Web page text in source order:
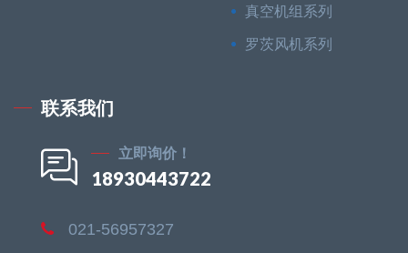
真空机组系列
罗茨风机系列
联系我们
立即询价！
18930443722
021-56957327